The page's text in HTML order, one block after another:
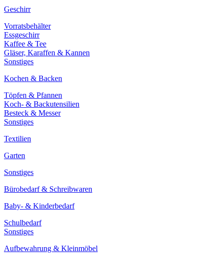
Geschirr
Vorratsbehälter
Essgeschirr
Kaffee & Tee
Gläser, Karaffen & Kannen
Sonstiges
Kochen & Backen
Töpfen & Pfannen
Koch- & Backutensilien
Besteck & Messer
Sonstiges
Textilien
Garten
Sonstiges
Bürobedarf & Schreibwaren
Baby- & Kinderbedarf
Schulbedarf
Sonstiges
Aufbewahrung & Kleinmöbel